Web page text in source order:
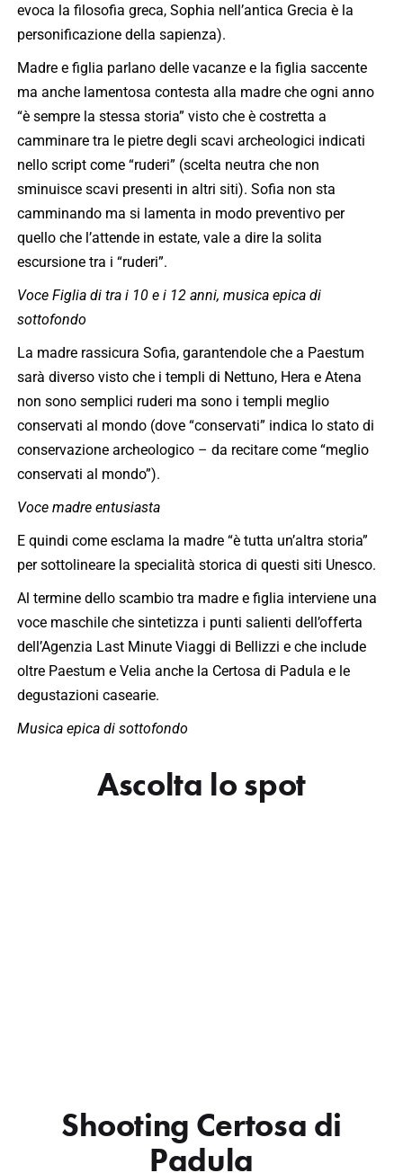
evoca la filosofia greca, Sophia nell’antica Grecia è la
personificazione della sapienza).
Madre e figlia parlano delle vacanze e la figlia saccente
ma anche lamentosa contesta alla madre che ogni anno
“è sempre la stessa storia” visto che è costretta a
camminare tra le pietre degli scavi archeologici indicati
nello script come “ruderi” (scelta neutra che non
sminuisce scavi presenti in altri siti). Sofia non sta
camminando ma si lamenta in modo preventivo per
quello che l’attende in estate, vale a dire la solita
escursione tra i “ruderi”.
Voce Figlia di tra i 10 e i 12 anni, musica epica di
sottofondo
La madre rassicura Sofia, garantendole che a Paestum
sarà diverso visto che i templi di Nettuno, Hera e Atena
non sono semplici ruderi ma sono i templi meglio
conservati al mondo (dove “conservati” indica lo stato di
conservazione archeologico – da recitare come “meglio
conservati al mondo”).
Voce madre entusiasta
E quindi come esclama la madre “è tutta un’altra storia”
per sottolineare la specialità storica di questi siti Unesco.
Al termine dello scambio tra madre e figlia interviene una
voce maschile che sintetizza i punti salienti dell’offerta
dell’Agenzia Last Minute Viaggi di Bellizzi e che include
oltre Paestum e Velia anche la Certosa di Padula e le
degustazioni casearie.
Musica epica di sottofondo
Ascolta lo spot
Shooting Certosa di
Padula